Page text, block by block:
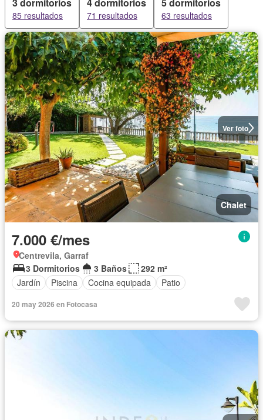
85 resultados 71 resultados 63 resultados
Ver foto
Chalet
7.000 €/mes
Centrevila, Garraf
3 Dormitorios
3 Baños
292 m²
Jardín
Piscina Cocina equipada Patio
20 may 2026 en Fotocasa